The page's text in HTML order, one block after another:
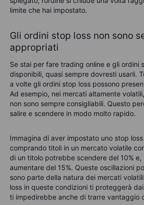
limite che hai impostato.
Gli ordini stop loss non sono
appropriati
Se stai per fare trading online e gli ordini
disponibili, quasi sempre dovresti usarli.
a volte gli ordini stop loss possono
Ad esempio, nei mercati altamente
non sono sempre consigliabili. Questo
salire e scendere in modo molto rapido.
Immagina di aver impostato uno stop
comprando titoli in un mercato volatile
di un titolo potrebbe scendere del 10% e,
aumentare del 15%. Queste oscillazioni
sono parte della natura dei mercati
loss in queste condizioni ti proteggerà
ti impedirebbe anche di trarre vantaggio